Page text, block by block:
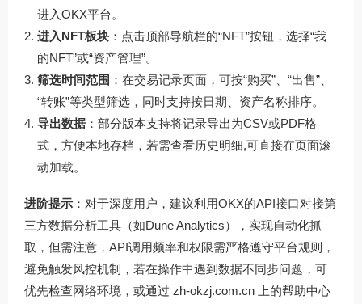
进入OKX平台。
进入NFT板块 ：点击顶部导航栏的“NFT”按钮，选择“我
的NFT”或“资产管理”。
筛选时间范围 ：在交易记录页面，可按“购买”、“出售”、
“转账”等类型筛选，同时支持按日期、资产名称排序。
导出数据 ：部分版本支持将记录导出为CSV或PDF格
式，方便本地存档，若需查看历史明细,可直接在页面滚
动加载。
进阶提示 ：对于深度用户，建议利用OKX的API接口对接第
三方数据分析工具（如Dune Analytics），实现自动化抓
取，但需注意，API调用频率和权限需严格遵守平台规则，
避免触发风控机制，若在操作中遇到数据不同步问题，可
优先检查网络环境，或通过 zh-okzj.com.cn 上的帮助中心